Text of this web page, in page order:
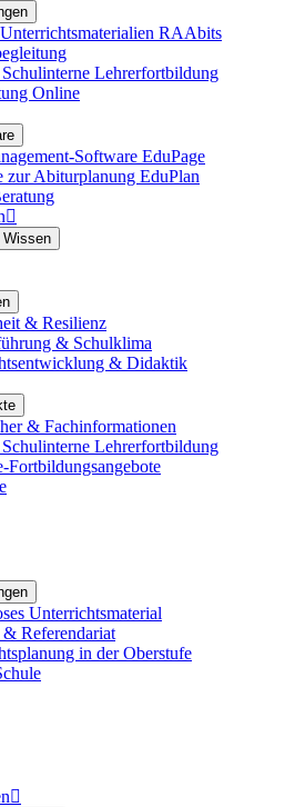
RAAbits
Lehrerfortbildung
Online
Software EduPage
zur Abiturplanung EduPlan

Wissen
& Resilienz
& Schulklima
& Didaktik
& Fachinformationen
Lehrerfortbildung
Fortbildungsangebote
Unterrichtsmaterial
Referendariat
in der Oberstufe
